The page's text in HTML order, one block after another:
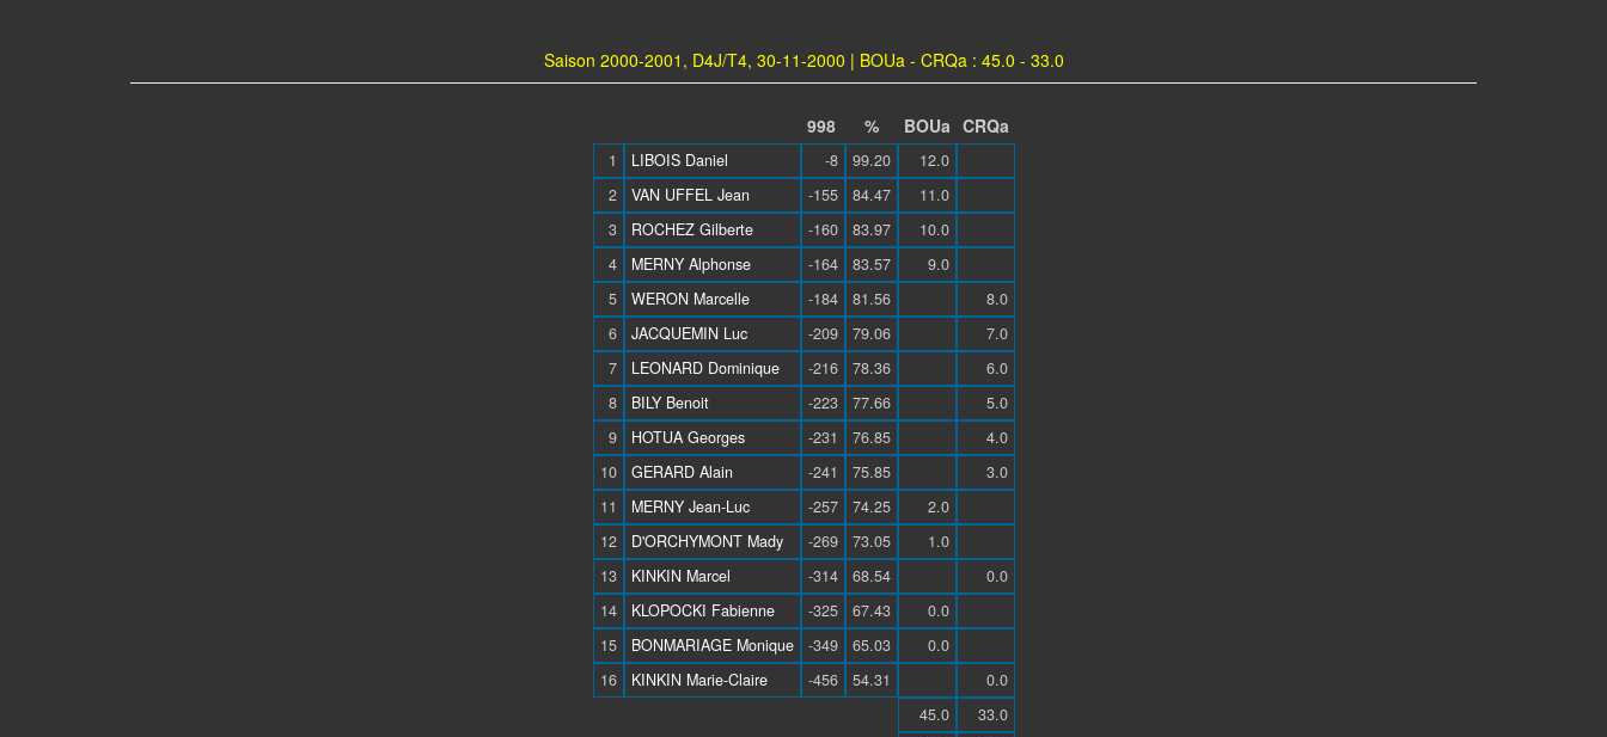
Saison 2000-2001, D4J/T4, 30-11-2000 | BOUa - CRQa : 45.0 - 33.0
998 % BOUa CRQa
1 LIBOIS Daniel -8 99.20
12.0
2
VAN UFFEL Jean -155 84.47
11.0
3
ROCHEZ Gilberte -160 83.97
10.0
4
MERNY Alphonse -164 83.57
9.0
5
WERON Marcelle -184 81.56
8.0
6
JACQUEMIN Luc -209 79.06
7.0
7
LEONARD Dominique -216 78.36
6.0
8
BILY Benoit -223 77.66
5.0
9
HOTUA Georges -231 76.85
4.0
10
GERARD Alain -241 75.85
3.0
11
MERNY Jean-Luc -257 74.25
2.0
12
D'ORCHYMONT Mady -269 73.05
1.0
13
KINKIN Marcel -314 68.54
0.0
14
KLOPOCKI Fabienne -325 67.43
0.0
15
BONMARIAGE Monique -349 65.03
0.0
16
KINKIN Marie-Claire -456 54.31
0.0
45.0
33.0